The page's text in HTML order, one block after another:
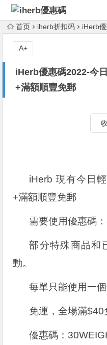
首页 iherb折扣码 iHerb優惠
iHerb優惠碼2022-今
+滿額順豐免郵
A+
收
iHerb 現有今日
+滿額順豐免郵
需要使用優惠碼：
部分特殊商品和
動。
每單只能使用一個
免運，全場滿$40
優惠碼：